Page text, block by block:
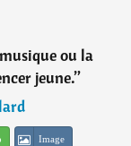
ou la
jeune.”
Image